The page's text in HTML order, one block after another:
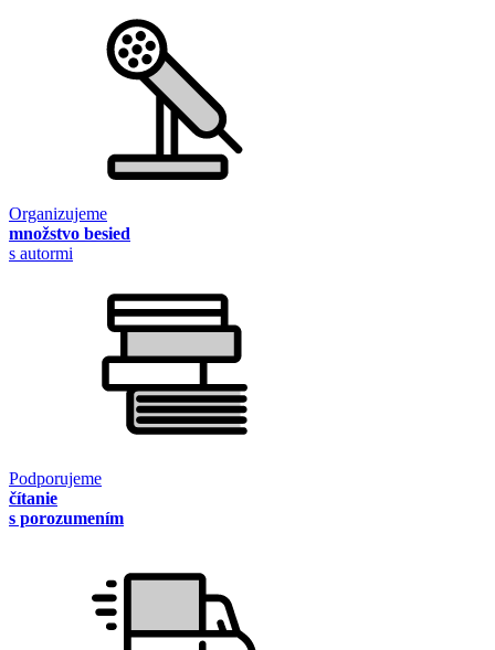
Organizujeme
množstvo besied
s autormi
Podporujeme
čítanie
s porozumením